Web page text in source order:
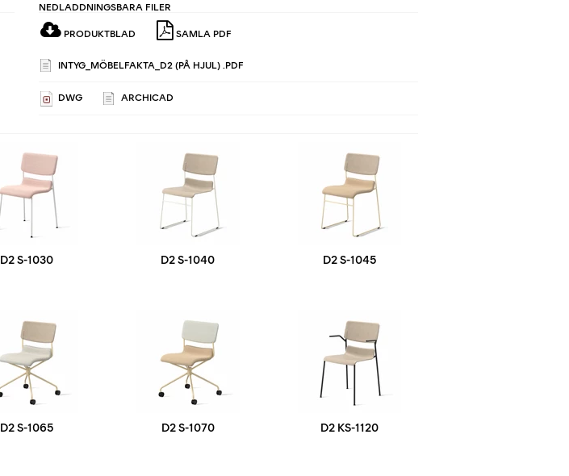
NEDLADDNINGSBARA FILER
PRODUKTBLAD SAMLA PDF
INTYG_MÖBELFAKTA_D2 (PÅ HJUL) .PDF
DWG ARCHICAD
D2 S-1030 D2 S-1040 D2 S-1045
D2 S-1065 D2 S-1070 D2 KS-1120